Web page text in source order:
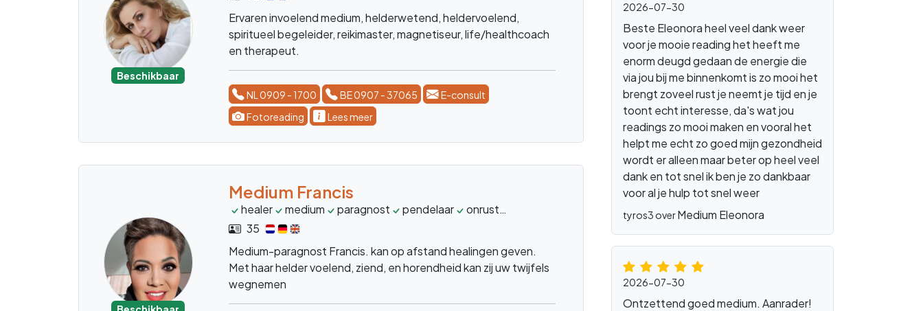
Beschikbaar
Heldere inzichten en begeleiding bij privé- en zakelijke vragen,
werk, relaties, dieren, overleden dierbaren, tijdsduiding en
NL 0909 - 1700 BE 0907 - 37065
Beschikbaar
Medium Ariël
Quantumcoaching healer Reikimaster inzicht
48
Medium ARIËL, zeer ervaren. Sterk helderziend met kaarten.
Voor al je levensvragen. Liefde, geluk, je soulmate. Loskomen
van het verleden, energetische beschermihg, narcistische
interacties, persoonlijke kracht hervinden, luisterend oor, healing
2026-07-30
Beste Eleonora heel veel dank weer
voor je mooie reading het heeft me
enorm deugd gedaan de energie die
via jou bij me binnenkomt is zo mooi het
brengt zoveel rust je neemt je tijd en je
toont echt interesse, da's wat jou
readings zo mooi maken en vooral het
helpt me echt zo goed mijn gezondheid
wordt er alleen maar beter op heel veel
dank en tot snel ik ben je zo dankbaar
voor al je hulp tot snel weer
tyros3 overMedium Eleonora
2026-07-30
Ontzettend goed medium. Aanrader!